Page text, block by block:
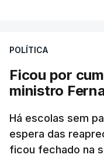
POLÍTICA
Ficou por
ministro
Há escolas sem
espera das
ficou fechado na